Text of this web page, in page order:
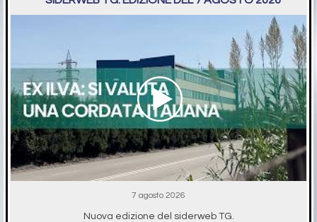
7 agosto 2026
Nuova edizione del siderweb TG.